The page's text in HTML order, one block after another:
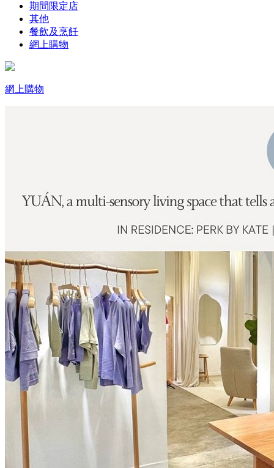
期間限定店
其他
餐飲及烹飪
網上購物
網上購物